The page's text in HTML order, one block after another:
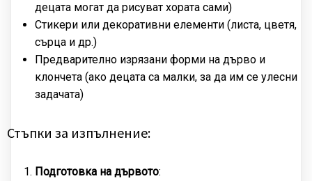
децата могат да рисуват хората сами)
Стикери или декоративни елементи (листа, цветя,
сърца и др.)
Предварително изрязани форми на дърво и
клончета (ако децата са малки, за да им се улесни
задачата)
Стъпки за изпълнение:
Подготовка на дървото: